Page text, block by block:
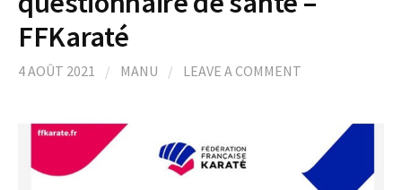
FFKaraté
4 AOÛT 2021 / MANU / LEAVE A COMMENT